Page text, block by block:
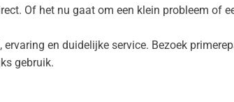
Of het nu gaat om een klein probleem of
ervaring en duidelijke service. Bezoek
gebruik.